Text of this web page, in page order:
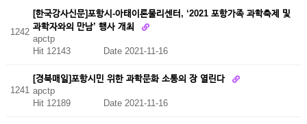
1242
[한국강사신문]포항시-아태이론물리센터, ‘2021 포항가족 과학축제 및
과학자와의 만남’ 행사 개최
apctp
Hit 12143 Date 2021-11-16
1241
[경북매일]포항시민 위한 과학문화 소통의 장 열린다
apctp
Hit 12189
Date 2021-11-16